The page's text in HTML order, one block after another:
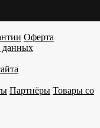
Оферта
данных
Партнёры Товары со